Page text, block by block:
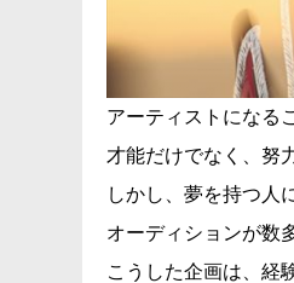
アーティストになる
才能だけでなく、努
しかし、夢を持つ人
オーディションが数
こうした企画は、経